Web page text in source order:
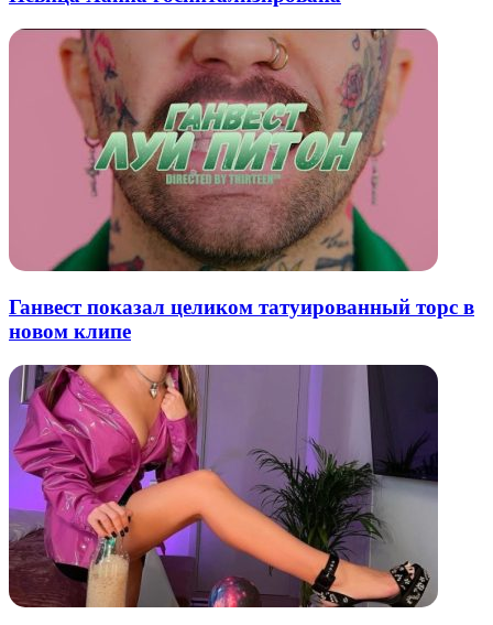
Ганвест показал целиком татуированный торс в
новом клипе